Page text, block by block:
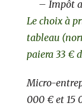
– Impôt
Le choix à
tableau
paiera 33 €
Micro-
000 € et 15